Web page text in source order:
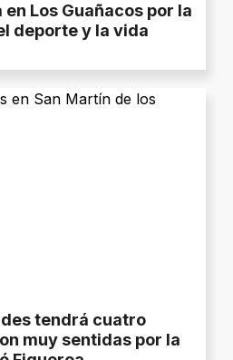
Los Guañacos por la
deporte y la vida
tendrá cuatro
muy sentidas por la